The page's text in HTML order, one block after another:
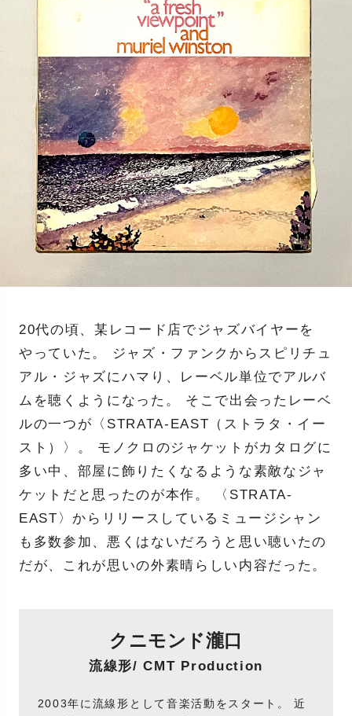
20代の頃、某レコード店でジャズバイヤーを
やっていた。 ジャズ・ファンクからスピリチュ
アル・ジャズにハマり、レーベル単位でアルバ
ムを聴くようになった。 そこで出会ったレーベ
ルの一つが〈STRATA-EAST（ストラタ・イー
スト）〉。 モノクロのジャケットがカタログに
多い中、部屋に飾りたくなるような素敵なジャ
ケットだと思ったのが本作。 〈STRATA-
EAST〉からリリースしているミュージシャン
も多数参加、悪くはないだろうと思い聴いたの
だが、これが思いの外素晴らしい内容だった。
クニモンド瀧口
流線形/ CMT Production
2003年に流線形として音楽活動をスタート。 近